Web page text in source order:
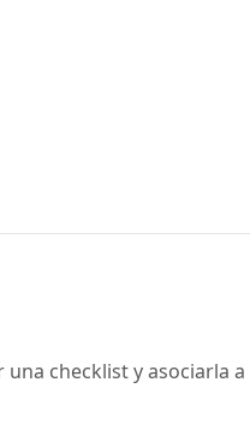
checklist y asociarla